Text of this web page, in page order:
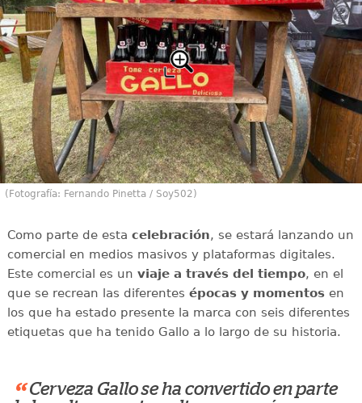
(Fotografía: Fernando Pinetta / Soy502)
Como parte de esta celebración, se estará lanzando un
comercial en medios masivos y plataformas digitales.
Este comercial es un viaje a través del tiempo, en el
que se recrean las diferentes épocas y momentosen
los que ha estado presente la marca con seis diferentes
etiquetas que ha tenido Gallo a lo largo de su historia.
Cerveza Gallo se ha convertido en parte